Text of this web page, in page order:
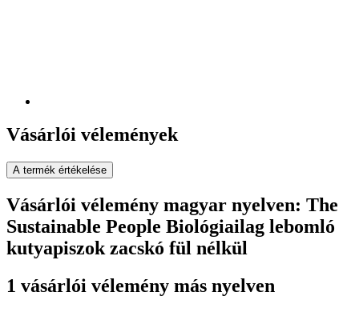
Vásárlói vélemények
A termék értékelése
Vásárlói vélemény magyar nyelven: The
Sustainable People Biológiailag lebomló
kutyapiszok zacskó fül nélkül
1 vásárlói vélemény más nyelven